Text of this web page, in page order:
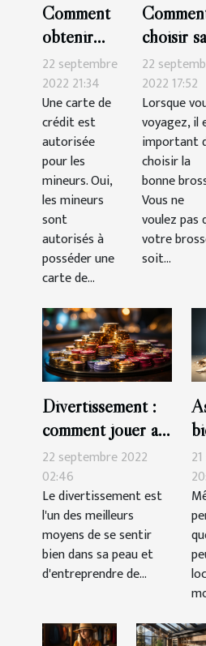
Comment
obtenir
une carte
de crédit
pour
mineur ?
22 septembre
2022 21:34
Une carte de
crédit est
autorisée
pour les
mineurs. Oui,
les mineurs
sont
autorisés à
posséder une
carte de...
choisir sa
brosse à
cheveux
pour les
voyages
22
2022 17:52
Lorsque
voyagez, il
important
choisir la
bonne
Vous ne
voulez pas
votre
soit...
Divertissement :
comment jouer au
casino en ligne
22 septembre 2022
02:46
Le divertissement est
l'un des meilleurs
moyens de se sentir
bien dans sa peau et
d'entreprendre de...